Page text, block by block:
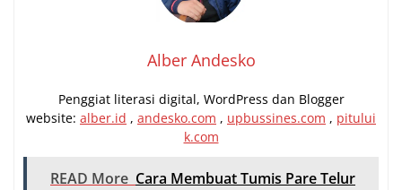
Alber Andesko
Penggiat literasi digital, WordPress dan Blogger
website: alber.id , andesko.com , upbussines.com , pitului
k.com
READ More Cara Membuat Tumis Pare Telur